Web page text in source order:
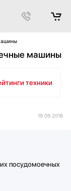
машины
техники
19.09.2018
посудомоечных